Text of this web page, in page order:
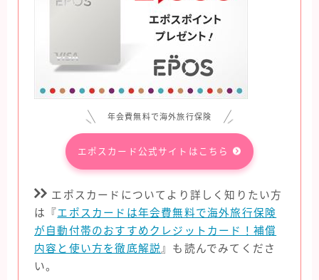
年会費無料で海外旅行保険
エポスカード公式サイトはこちら
エポスカードについてより詳しく知りたい方
は『エポスカードは年会費無料で海外旅行保険
が自動付帯のおすすめクレジットカード！補償
内容と使い方を徹底解説 』も読んでみてくださ
い。